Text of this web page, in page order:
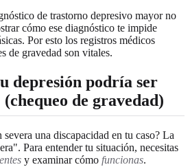
de trastorno depresivo mayor no
cómo ese diagnóstico te impide
Por esto los registros médicos
de gravedad son vitales.
depresión podría ser
de gravedad)
severa una discapacidad en tu caso? La
Para entender tu situación, necesitas
y examinar cómo funcionas.